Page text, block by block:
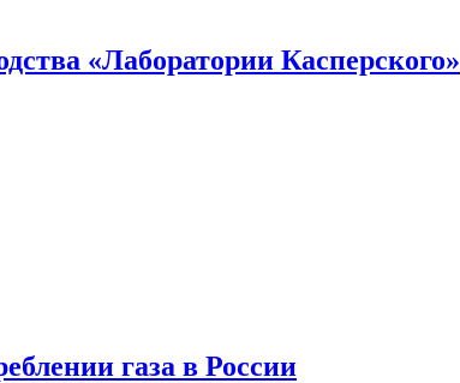
«Лаборатории Касперского»
газа в России